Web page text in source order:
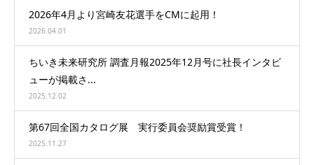
2026年4月より宮崎友花選手をCMに起用！
2026.04.01
ちいき未来研究所 調査月報2025年12月号に社長インタビ
ューが掲載さ...
2025.12.02
第67回全国カタログ展 実行委員会奨励賞受賞！
2025.11.27